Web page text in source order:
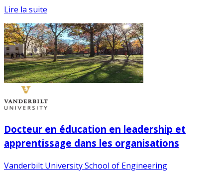
Lire la suite
Docteur en éducation en leadership et
apprentissage dans les organisations
Vanderbilt University School of Engineering